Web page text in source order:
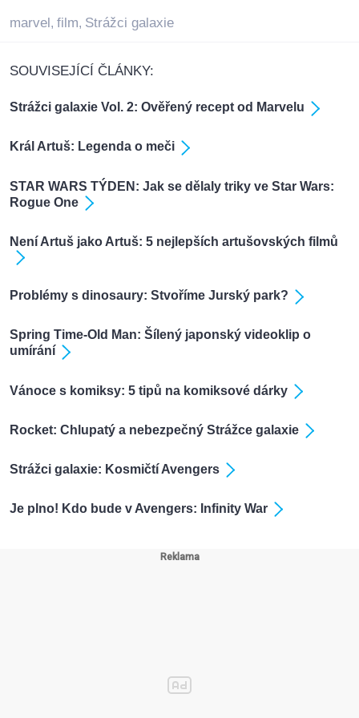
marvel , film, Strážci galaxie
SOUVISEJÍCÍ ČLÁNKY:
Strážci galaxie Vol. 2: Ověřený recept od Marvelu
Král Artuš: Legenda o meči
STAR WARS TÝDEN: Jak se dělaly triky ve Star Wars:
Rogue One
Není Artuš jako Artuš: 5 nejlepších artušovských filmů
Problémy s dinosaury: Stvoříme Jurský park?
Spring Time-Old Man: Šílený japonský videoklip o
umírání
Vánoce s komiksy: 5 tipů na komiksové dárky
Rocket: Chlupatý a nebezpečný Strážce galaxie
Strážci galaxie: Kosmičtí Avengers
Je plno! Kdo bude v Avengers: Infinity War